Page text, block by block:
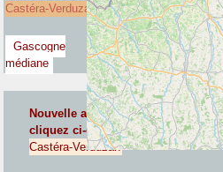
Castéra-Verduzan
Gascogne
médiane
Nouvelle adresse de cepoint
cliquez ci-contre :
Castéra-Verduzan